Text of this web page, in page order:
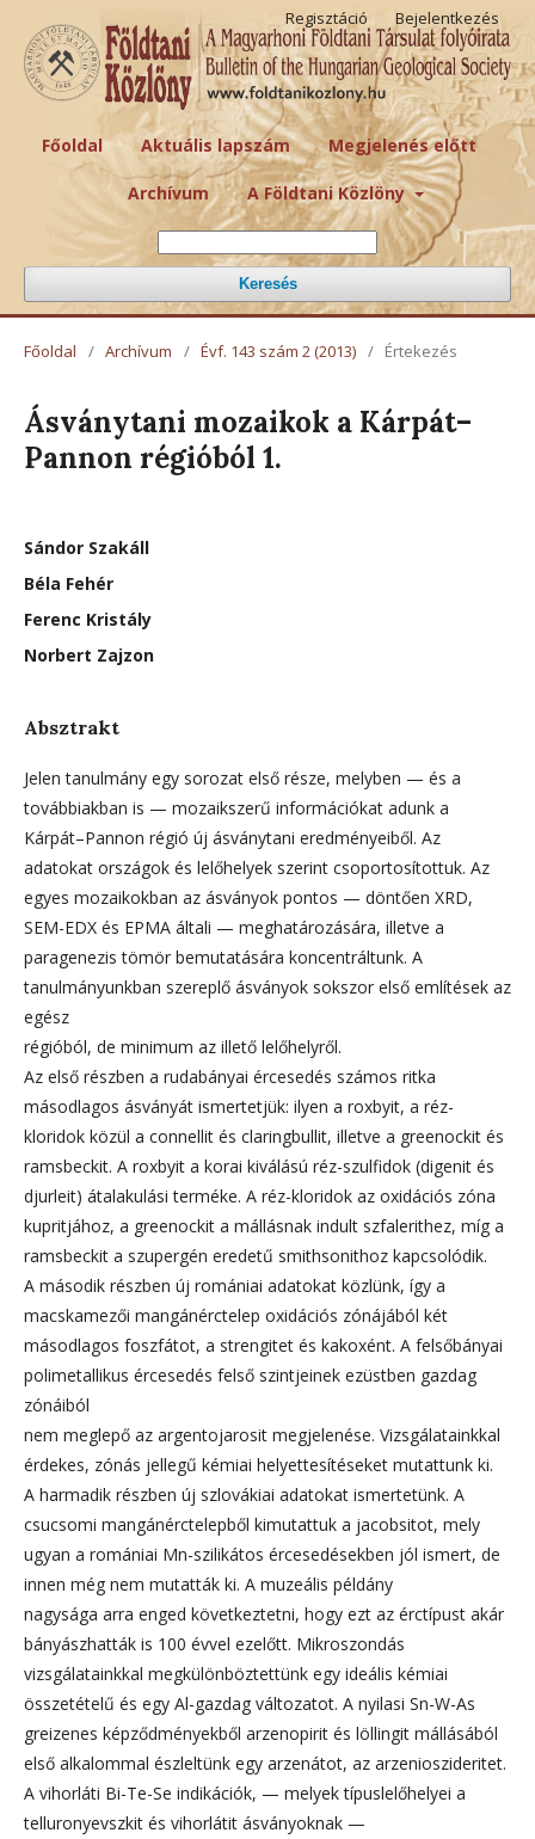
Főoldal Aktuális lapszám Megjelenés előtt
Archívum A Földtani Közlöny
Keresés
Regisztáció Bejelentkezés
Főoldal / Archívum / Évf. 143 szám 2 (2013) / Értekezés
Ásványtani mozaikok a Kárpát–
Pannon régióból 1.
Sándor Szakáll
Béla Fehér
Ferenc Kristály
Norbert Zajzon
Absztrakt
Jelen tanulmány egy sorozat első része, melyben — és a
továbbiakban is — mozaikszerű információkat adunk a
Kárpát–Pannon régió új ásványtani eredményeiből. Az
adatokat országok és lelőhelyek szerint csoportosítottuk. Az
egyes mozaikokban az ásványok pontos — döntően XRD,
SEM-EDX és EPMA általi — meghatározására, illetve a
paragenezis tömör bemutatására koncentráltunk. A
tanulmányunkban szereplő ásványok sokszor első említések az
egész
régióból, de minimum az illető lelőhelyről.
Az első részben a rudabányai ércesedés számos ritka
másodlagos ásványát ismertetjük: ilyen a roxbyit, a réz-
kloridok közül a connellit és claringbullit, illetve a greenockit és
ramsbeckit. A roxbyit a korai kiválású réz-szulfidok (digenit és
djurleit) átalakulási terméke. A réz-kloridok az oxidációs zóna
kupritjához, a greenockit a mállásnak indult szfalerithez, míg a
ramsbeckit a szupergén eredetű smithsonithoz kapcsolódik.
A második részben új romániai adatokat közlünk, így a
macskamezői mangánérctelep oxidációs zónájából két
másodlagos foszfátot, a strengitet és kakoxént. A felsőbányai
polimetallikus ércesedés felső szintjeinek ezüstben gazdag
zónáiból
nem meglepő az argentojarosit megjelenése. Vizsgálatainkkal
érdekes, zónás jellegű kémiai helyettesítéseket mutattunk ki.
A harmadik részben új szlovákiai adatokat ismertetünk. A
csucsomi mangánérctelepből kimutattuk a jacobsitot, mely
ugyan a romániai Mn-szilikátos ércesedésekben jól ismert, de
innen még nem mutatták ki. A muzeális példány
nagysága arra enged következtetni, hogy ezt az érctípust akár
bányászhatták is 100 évvel ezelőtt. Mikroszondás
vizsgálatainkkal megkülönböztettünk egy ideális kémiai
összetételű és egy Al-gazdag változatot. A nyilasi Sn-W-As
greizenes képződményekből arzenopirit és löllingit mállásából
első alkalommal észleltünk egy arzenátot, az arzenioszideritet.
A vihorláti Bi-Te-Se indikációk, — melyek típuslelőhelyei a
telluronyevszkit és vihorlátit ásványoknak —